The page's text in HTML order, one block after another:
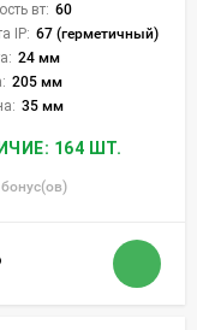
вт: 60
IP: 67 (герметичный)
24 мм
205 мм
35 мм
164 ШТ.
бонус(ов)